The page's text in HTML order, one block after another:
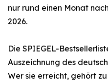
nur rund einen Monat
2026.
Die SPIEGEL-
Auszeichnung des
Wer sie erreicht, gehört